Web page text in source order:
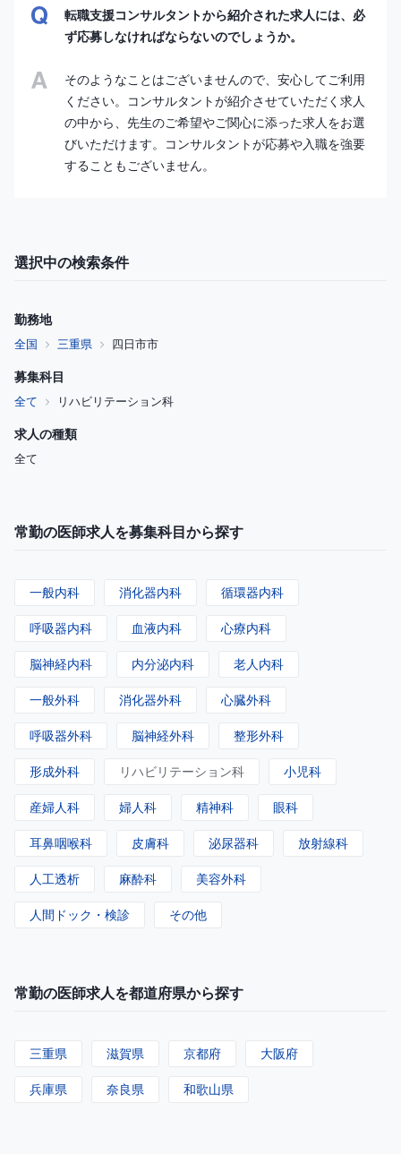
転職支援コンサルタントから紹介された求人には、必
ず応募しなければならないのでしょうか。
そのようなことはございませんので、安心してご利用
ください。コンサルタントが紹介させていただく求人
の中から、先生のご希望やご関心に添った求人をお選
びいただけます。コンサルタントが応募や入職を強要
することもございません。
選択中の検索条件
勤務地
全国 三重県 四日市市
募集科目
全て リハビリテーション科
求人の種類
全て
常勤の医師求人を募集科目から探す
一般内科 消化器内科 循環器内科
呼吸器内科 血液内科 心療内科
脳神経内科 内分泌内科 老人内科
一般外科 消化器外科 心臓外科
呼吸器外科 脳神経外科 整形外科
形成外科 リハビリテーション科 小児科
産婦人科 婦人科 精神科 眼科
耳鼻咽喉科 皮膚科 泌尿器科 放射線科
人工透析 麻酔科 美容外科
人間ドック・検診 その他
常勤の医師求人を都道府県から探す
三重県 滋賀県 京都府 大阪府
兵庫県 奈良県 和歌山県